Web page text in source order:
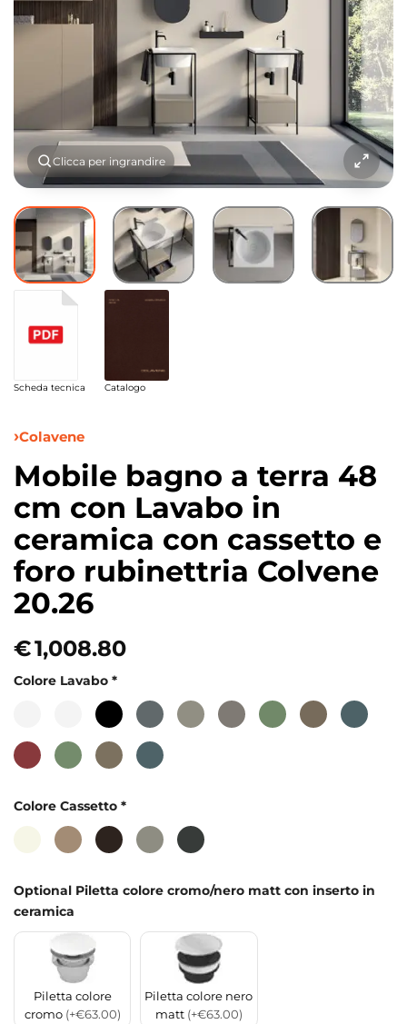
Clicca per ingrandire
Scheda tecnica Catalogo
Colavene
Mobile bagno a terra 48
cm con Lavabo in
ceramica con cassetto e
foro rubinettria Colvene
20.26
€1,008.80
Colore Lavabo *
Colore Cassetto *
Optional Piletta colore cromo/nero matt con inserto in
ceramica
Piletta colore
cromo (+€63.00)
Piletta colore nero
matt (+€63.00)